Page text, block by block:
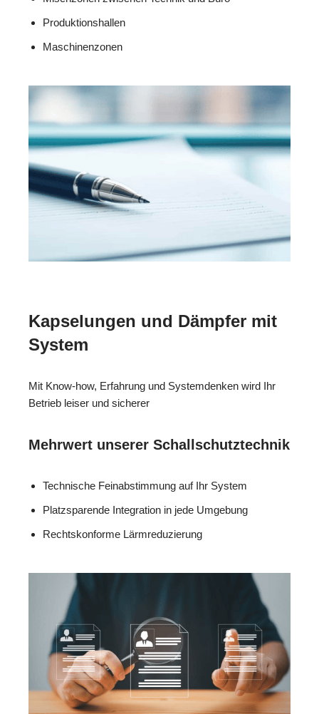
Produktionshallen
Maschinenzonen
Kapselungen und Dämpfer mit
System
Mit Know-how, Erfahrung und Systemdenken wird Ihr
Betrieb leiser und sicherer
Mehrwert unserer Schallschutztechnik
Technische Feinabstimmung auf Ihr System
Platzsparende Integration in jede Umgebung
Rechtskonforme Lärmreduzierung